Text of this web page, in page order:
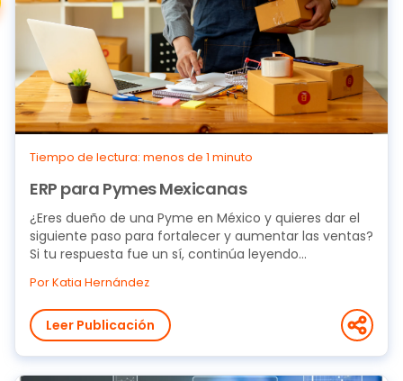
Tiempo de lectura: menos de 1 minuto
ERP para Pymes Mexicanas
¿Eres dueño de una Pyme en México y quieres dar el
siguiente paso para fortalecer y aumentar las ventas?
Si tu respuesta fue un sí, continúa leyendo...
Por Katia Hernández
Leer Publicación